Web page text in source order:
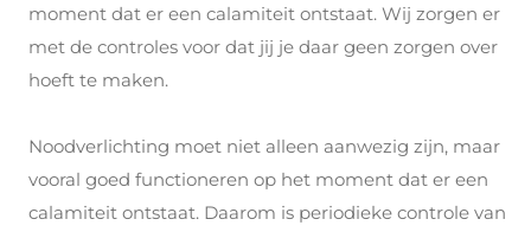
moment dat er een calamiteit ontstaat. Wij zorgen er
met de controles voor dat jij je daar geen zorgen over
hoeft te maken.
Noodverlichting moet niet alleen aanwezig zijn, maar
vooral goed functioneren op het moment dat er een
calamiteit ontstaat. Daarom is periodieke controle van